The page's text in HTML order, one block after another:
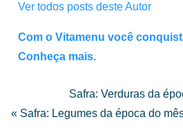
Ver todos posts deste Autor
Com o Vitamenu você
Conheça mais.
Safra: Verduras da
« Safra: Legumes da época do